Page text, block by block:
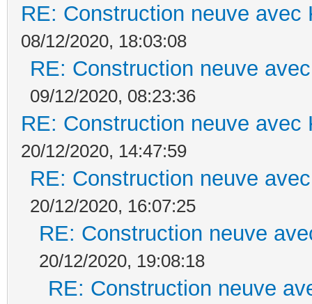
RE: Construction neuve avec
08/12/2020, 18:03:08
RE: Construction neuve
09/12/2020, 08:23:36
RE: Construction neuve avec
20/12/2020, 14:47:59
RE: Construction neuve
20/12/2020, 16:07:25
RE: Construction neuve
20/12/2020, 19:08:18
RE: Construction neuve